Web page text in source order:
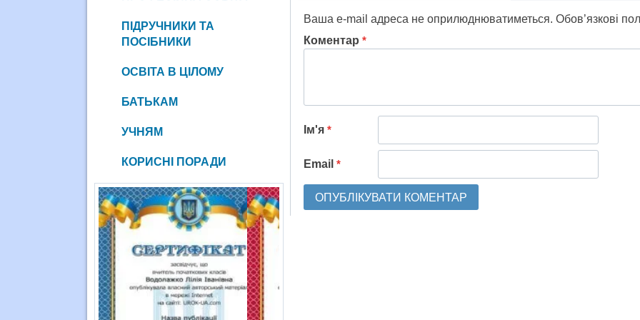
Ваша e-mail адреса не оприлюднюватиметься. Обов’язкові
Коментар *
Ім'я *
Email *
ПІДРУЧНИКИ ТА
ПОСІБНИКИ
ОСВІТА В ЦІЛОМУ
БАТЬКАМ
УЧНЯМ
КОРИСНІ ПОРАДИ